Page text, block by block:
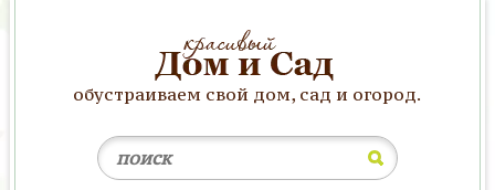
обустраиваем свой дом, сад и огород.